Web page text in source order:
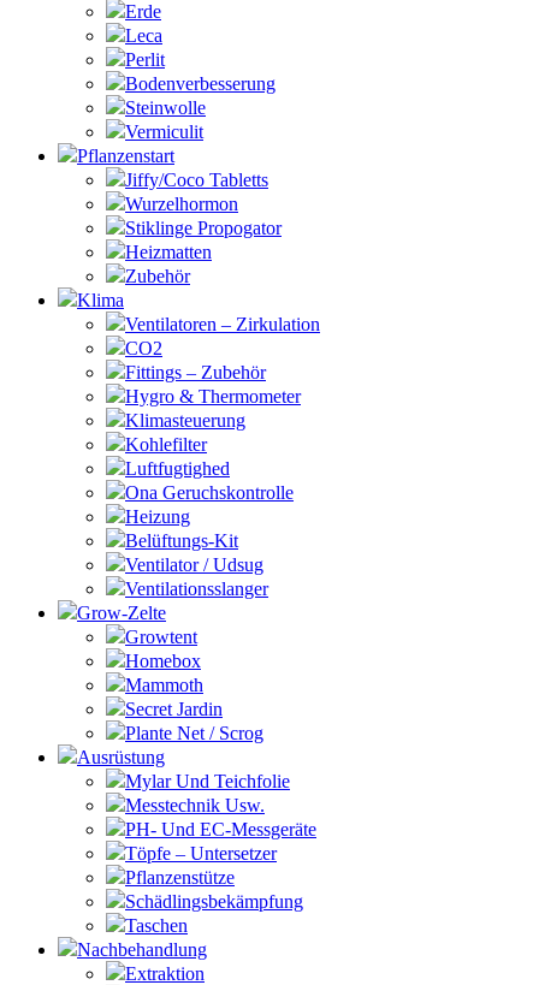
Erde
Leca
Perlit
Bodenverbesserung
Steinwolle
Vermiculit
Pflanzenstart
Jiffy/Coco Tabletts
Wurzelhormon
Stiklinge Propogator
Heizmatten
Zubehör
Klima
Ventilatoren – Zirkulation
CO2
Fittings – Zubehör
Hygro & Thermometer
Klimasteuerung
Kohlefilter
Luftfugtighed
Ona Geruchskontrolle
Heizung
Belüftungs-Kit
Ventilator / Udsug
Ventilationsslanger
Grow-Zelte
Growtent
Homebox
Mammoth
Secret Jardin
Plante Net / Scrog
Ausrüstung
Mylar Und Teichfolie
Messtechnik Usw.
PH- Und EC-Messgeräte
Töpfe – Untersetzer
Pflanzenstütze
Schädlingsbekämpfung
Taschen
Nachbehandlung
Extraktion